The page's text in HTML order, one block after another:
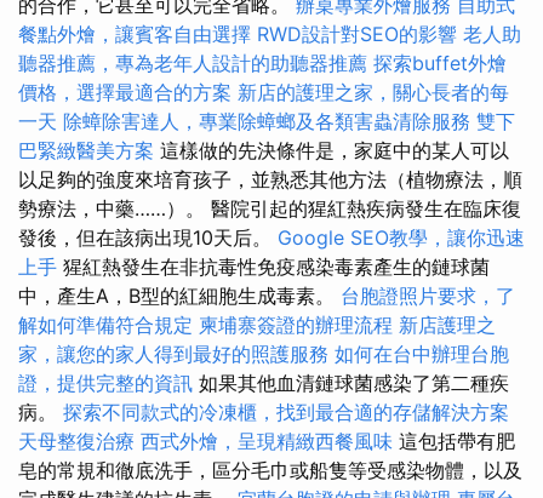
的合作，它甚至可以完全省略。 辦桌專業外燴服務 自助式
餐點外燴，讓賓客自由選擇 RWD設計對SEO的影響 老人助
聽器推薦，專為老年人設計的助聽器推薦 探索buffet外燴
價格，選擇最適合的方案 新店的護理之家，關心長者的每
一天 除蟑除害達人，專業除蟑螂及各類害蟲清除服務 雙下
巴緊緻醫美方案 這樣做的先決條件是，家庭中的某人可以
以足夠的強度來培育孩子，並熟悉其他方法（植物療法，順
勢療法，中藥……）。 醫院引起的猩紅熱疾病發生在臨床復
發後，但在該病出現10天后。 Google SEO教學，讓你迅速
上手 猩紅熱發生在非抗毒性免疫感染毒素產生的鏈球菌
中，產生A，B型的紅細胞生成毒素。 台胞證照片要求，了
解如何準備符合規定 柬埔寨簽證的辦理流程 新店護理之
家，讓您的家人得到最好的照護服務 如何在台中辦理台胞
證，提供完整的資訊 如果其他血清鏈球菌感染了第二種疾
病。 探索不同款式的冷凍櫃，找到最合適的存儲解決方案
天母整復治療 西式外燴，呈現精緻西餐風味 這包括帶有肥
皂的常規和徹底洗手，區分毛巾或船隻等受感染物體，以及